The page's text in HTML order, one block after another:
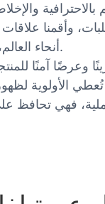
وأقمنا
أنحاء العالم، مما يُعدّ دليلاً على جودة علامتنا التجارية.
وعرضًا آمنًا
الأولوية
فهي تحافظ